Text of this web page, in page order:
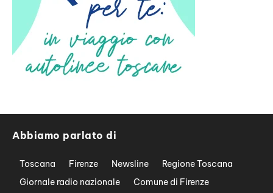
Abbiamo parlato di
Toscana Firenze Newsline
Regione Toscana
Giornale radio nazionale
Comune di Firenze